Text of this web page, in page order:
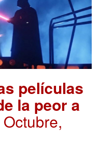
películas
la peor a